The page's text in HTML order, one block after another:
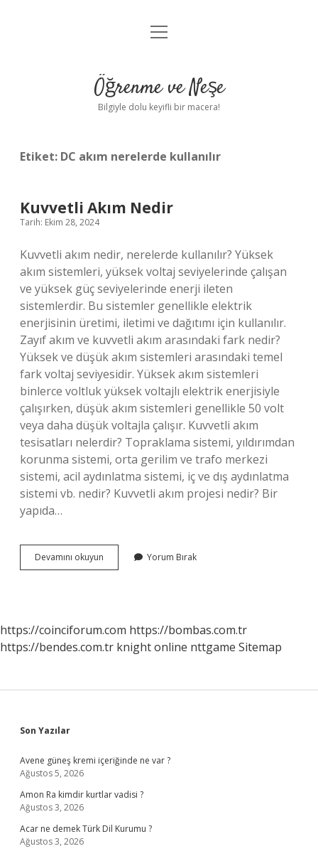
Anasayfa
Yasal Uyarı
menüyü
Öğrenme ve Neşe
Bilgiyle dolu keyifli bir macera!
Etiket: DC akım nerelerde kullanılır
Kuvvetli Akım Nedir
Tarih: Ekim 28, 2024
Kuvvetli akım nedir, nerelerde kullanılır? Yüksek
akım sistemleri, yüksek voltaj seviyelerinde çalışan
ve yüksek güç seviyelerinde enerji ileten
sistemlerdir. Bu sistemler genellikle elektrik
enerjisinin üretimi, iletimi ve dağıtımı için kullanılır.
Zayıf akım ve kuvvetli akım arasındaki fark nedir?
Yüksek ve düşük akım sistemleri arasındaki temel
fark voltaj seviyesidir. Yüksek akım sistemleri
binlerce voltluk yüksek voltajlı elektrik enerjisiyle
çalışırken, düşük akım sistemleri genellikle 50 volt
veya daha düşük voltajla çalışır. Kuvvetli akım
tesisatları nelerdir? Topraklama sistemi, yıldırımdan
korunma sistemi, orta gerilim ve trafo merkezi
sistemi, acil aydınlatma sistemi, iç ve dış aydınlatma
sistemi vb. nedir? Kuvvetli akım projesi nedir? Bir
yapıda…
Devamını okuyun
Akım
Yorum Bırak
https://coinciforum.com https://bombas.com.tr
https://bendes.com.tr knight online nttgame Sitemap
Sidebar
Son Yazılar
Avene güneş kremi içeriğinde ne var ?
Ağustos 5, 2026
Amon Ra kimdir kurtlar vadisi ?
Ağustos 3, 2026
Acar ne demek Türk Dil Kurumu ?
Ağustos 3, 2026